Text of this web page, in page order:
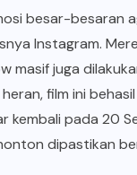
besar-besaran
Instagram.
masif juga
film ini
kembali pada 20
dipastikan